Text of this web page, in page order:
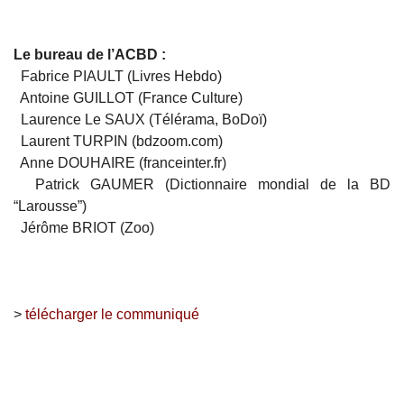
Le bureau de l’ACBD :
Fabrice PIAULT (Livres Hebdo)
Antoine GUILLOT (France Culture)
Laurence Le SAUX (Télérama, BoDoï)
Laurent TURPIN (bdzoom.com)
Anne DOUHAIRE (franceinter.fr)
Patrick GAUMER (Dictionnaire mondial de la BD
“Larousse”)
Jérôme BRIOT (Zoo)
> télécharger le communiqué